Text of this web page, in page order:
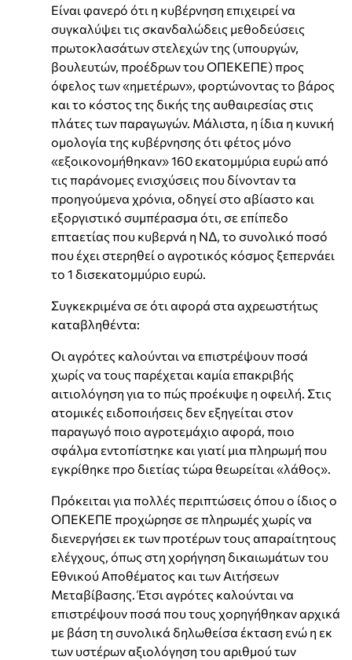
Είναι φανερό ότι η κυβέρνηση επιχειρεί να
συγκαλύψει τις σκανδαλώδεις μεθοδεύσεις
πρωτοκλασάτων στελεχών της (υπουργών,
βουλευτών, προέδρων του ΟΠΕΚΕΠΕ) προς
όφελος των «ημετέρων», φορτώνοντας το βάρος
και το κόστος της δικής της αυθαιρεσίας στις
πλάτες των παραγωγών. Μάλιστα, η ίδια η κυνική
ομολογία της κυβέρνησης ότι φέτος μόνο
«εξοικονομήθηκαν» 160 εκατομμύρια ευρώ από
τις παράνομες ενισχύσεις που δίνονταν τα
προηγούμενα χρόνια, οδηγεί στο αβίαστο και
εξοργιστικό συμπέρασμα ότι, σε επίπεδο
επταετίας που κυβερνά η ΝΔ, το συνολικό ποσό
που έχει στερηθεί ο αγροτικός κόσμος ξεπερνάει
το 1 δισεκατομμύριο ευρώ.
Συγκεκριμένα σε ότι αφορά στα αχρεωστήτως
καταβληθέντα:
Οι αγρότες καλούνται να επιστρέψουν ποσά
χωρίς να τους παρέχεται καμία επακριβής
αιτιολόγηση για το πώς προέκυψε η οφειλή. Στις
ατομικές ειδοποιήσεις δεν εξηγείται στον
παραγωγό ποιο αγροτεμάχιο αφορά, ποιο
σφάλμα εντοπίστηκε και γιατί μια πληρωμή που
εγκρίθηκε προ διετίας τώρα θεωρείται «λάθος».
Πρόκειται για πολλές περιπτώσεις όπου ο ίδιος ο
ΟΠΕΚΕΠΕ προχώρησε σε πληρωμές χωρίς να
διενεργήσει εκ των προτέρων τους απαραίτητους
ελέγχους, όπως στη χορήγηση δικαιωμάτων του
Εθνικού Αποθέματος και των Αιτήσεων
Μεταβίβασης. Έτσι αγρότες καλούνται να
επιστρέψουν ποσά που τους χορηγήθηκαν αρχικά
με βάση τη συνολικά δηλωθείσα έκταση ενώ η εκ
των υστέρων αξιολόγηση του αριθμού των